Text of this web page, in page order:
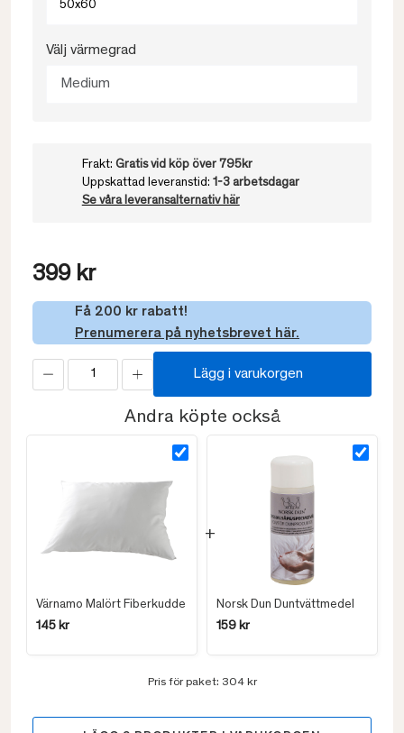
Välj värmegrad
Medium
Frakt: Gratis vid köp över 795kr
Uppskattad leveranstid: 1-3 arbetsdagar
Se våra leveransalternativ här
399 kr
Få 200 kr rabatt!
Prenumerera på nyhetsbrevet här.
Lägg i varukorgen
Andra köpte också
Värnamo Malört Fiberkudde
145 kr
Norsk Dun Duntvättmedel
159 kr
Pris för paket: 304 kr